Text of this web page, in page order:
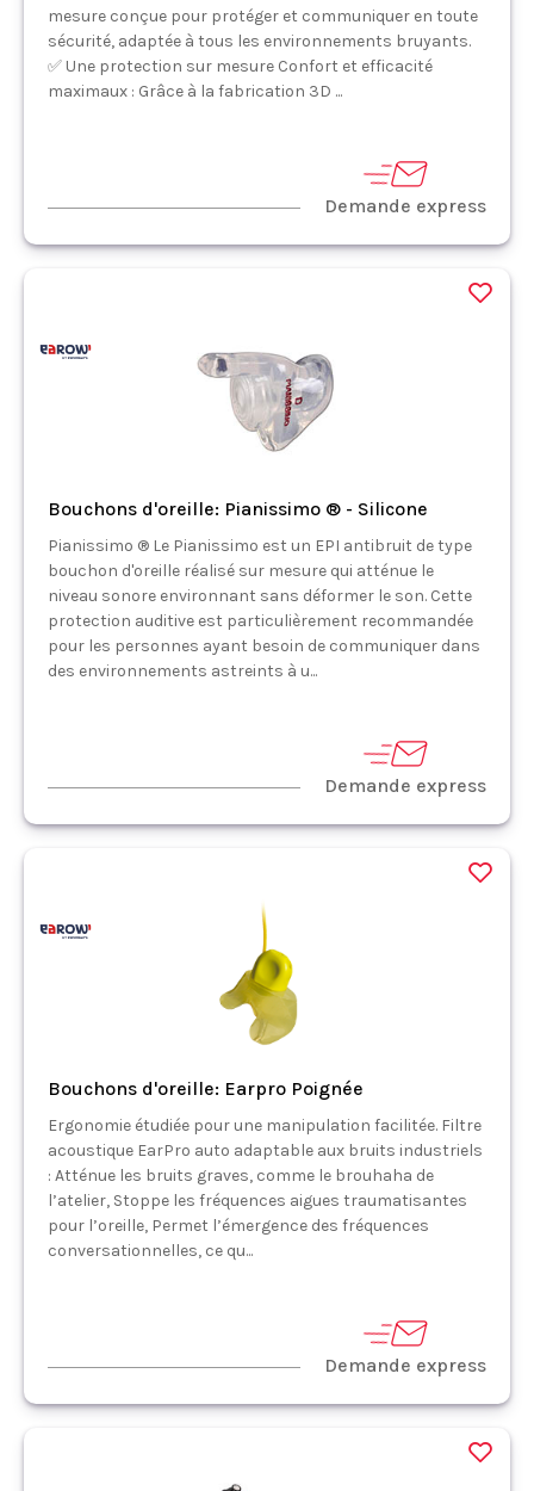
mesure conçue pour protéger et communiquer en toute
sécurité, adaptée à tous les environnements bruyants.
✅ Une protection sur mesure Confort et efficacité
maximaux : Grâce à la fabrication 3D ...
Demande express
Bouchons d'oreille: Pianissimo ® - Silicone
Pianissimo ® Le Pianissimo est un EPI antibruit de type
bouchon d'oreille réalisé sur mesure qui atténue le
niveau sonore environnant sans déformer le son. Cette
protection auditive est particulièrement recommandée
pour les personnes ayant besoin de communiquer dans
des environnements astreints à u...
Demande express
Bouchons d'oreille: Earpro Poignée
Ergonomie étudiée pour une manipulation facilitée. Filtre
acoustique EarPro auto adaptable aux bruits industriels
: Atténue les bruits graves, comme le brouhaha de
l’atelier, Stoppe les fréquences aigues traumatisantes
pour l’oreille, Permet l’émergence des fréquences
conversationnelles, ce qu...
Demande express